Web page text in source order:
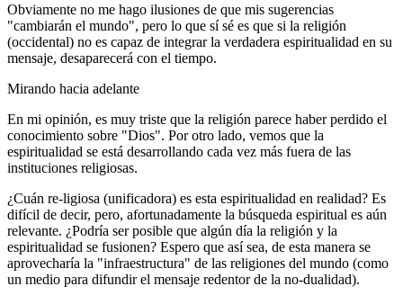
Obviamente no me hago ilusiones de que mis sugerencias
"cambiarán el mundo", pero lo que sí sé es que si la religión
(occidental) no es capaz de integrar la verdadera espiritualidad en su
mensaje, desaparecerá con el tiempo.
Mirando hacia adelante
En mi opinión, es muy triste que la religión parece haber perdido el
conocimiento sobre "Dios". Por otro lado, vemos que la
espiritualidad se está desarrollando cada vez más fuera de las
instituciones religiosas.
¿Cuán re-ligiosa (unificadora) es esta espiritualidad en realidad? Es
difícil de decir, pero, afortunadamente la búsqueda espiritual es aún
relevante. ¿Podría ser posible que algún día la religión y la
espiritualidad se fusionen? Espero que así sea, de esta manera se
aprovecharía la "infraestructura" de las religiones del mundo (como
un medio para difundir el mensaje redentor de la no-dualidad).